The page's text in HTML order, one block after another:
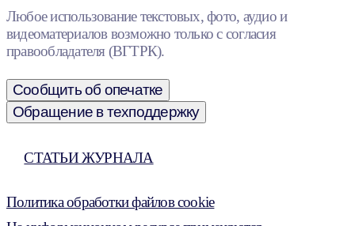
Любое использование текстовых, фото, аудио и
видеоматериалов возможно только с согласия
правообладателя (ВГТРК).
Сообщить об опечатке
Обращение в техподдержку
СТАТЬИ ЖУРНАЛА
Политика обработки файлов cookie